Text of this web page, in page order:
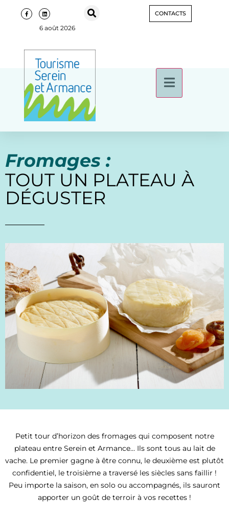
6 août 2026
CONTACTS
Fromages :
TOUT UN PLATEAU À
DÉGUSTER
Petit tour d’horizon des fromages qui composent notre
plateau entre Serein et Armance… Ils sont tous au lait de
vache. Le premier gagne à être connu, le deuxième est plutôt
confidentiel, le troisième a traversé les siècles sans faillir !
Peu importe la saison, en solo ou accompagnés, ils sauront
apporter un goût de terroir à vos recettes !